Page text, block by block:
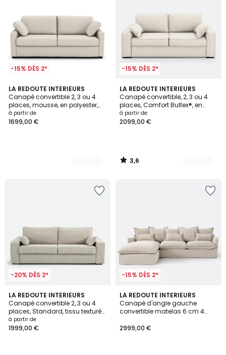
-15% DÈS 2*
LA REDOUTE INTERIEURS
Canapé convertible 2, 3 ou 4
places, mousse, en polyester,
TIMOR
à partir de
1699,00 €
3
Couleurs
-15% DÈS 2*
LA REDOUTE INTERIEURS
Canapé convertible, 2, 3 ou 4
places, Comfort Bultex®, en
polyester, CECILIA
à partir de
2099,00 €
3,6
/ 5
3
Couleurs
3,6
/
-20% DÈS 2*
LA REDOUTE INTERIEURS
Canapé convertible 2, 3 ou 4
places, Standard, tissu texturé
moucheté, CECILIA
à partir de
1999,00 €
-15% DÈS 2*
LA REDOUTE INTERIEURS
Canapé d'angle gauche
convertible matelas 6 cm 4
2999,00 €
9
Couleurs